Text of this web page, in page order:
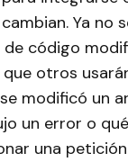
Ya no
código
otros
modificó un
un error o
una